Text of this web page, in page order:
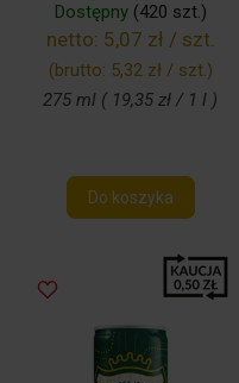
Dostępny(420 szt.)
netto: 5,07 zł / szt.
(brutto: 5,32 zł / szt.)
275 ml ( 19,35 zł / 1 l )
Do koszyka